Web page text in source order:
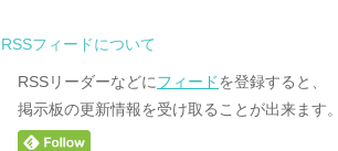
RSSフィードについて
RSSリーダーなどにフィードを登録すると、
掲示板の更新情報を受け取ることが出来ます。